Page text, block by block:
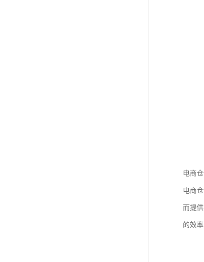
电商仓
电商
而提
的效